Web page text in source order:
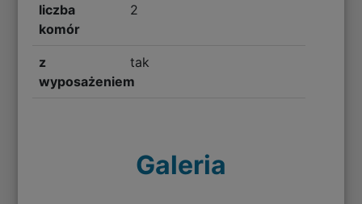
liczba
komór
2
z
wyposażeniem
tak
Galeria